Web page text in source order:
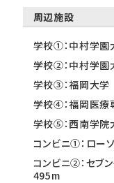
周辺施設
学校①：中村学
学校②：中村学
学校③：福岡大
学校④：福岡医
学校⑤：西南学
コンビニ①：ロ
コンビニ②：セブ
495m